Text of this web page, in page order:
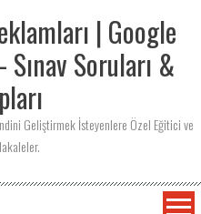
| Google
Soruları &
Geliştirmek İsteyenlere Özel Eğitici ve